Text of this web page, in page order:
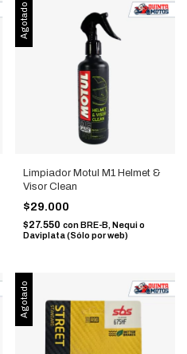
Agotado
Limpiador Motul M1 Helmet &
Visor Clean
$29.000
$27.550 con BRE-B, Nequi o
Daviplata (Sólo por web)
Agotado